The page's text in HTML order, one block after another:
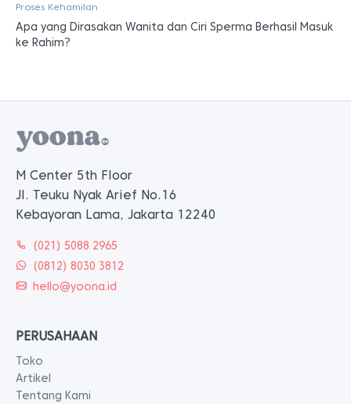
Proses Kehamilan
Apa yang Dirasakan Wanita dan Ciri Sperma Berhasil Masuk
ke Rahim?
M Center 5th Floor
Jl. Teuku Nyak Arief No.16
Kebayoran Lama, Jakarta 12240
(021) 5088 2965
(0812) 8030 3812
hello@yoona.id
PERUSAHAAN
Toko
Artikel
Tentang Kami